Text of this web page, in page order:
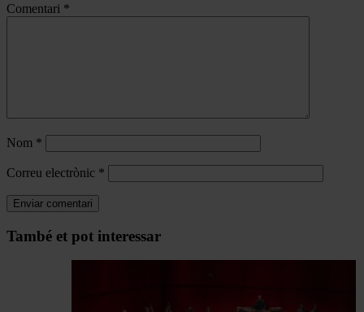
Comentari *
Nom *
Correu electrònic *
Navegar
També et pot interessar